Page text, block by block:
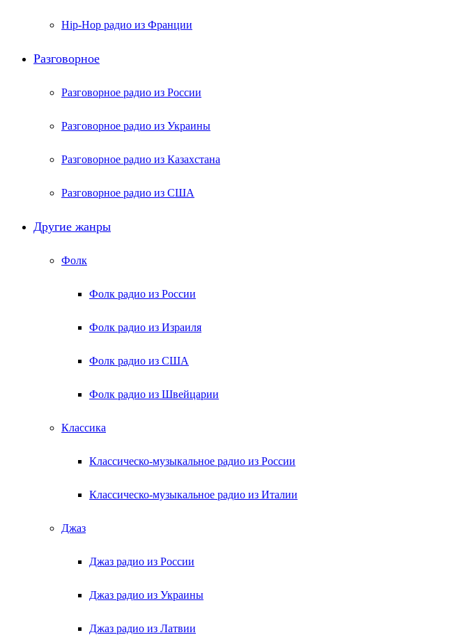
Hip-Hop радио из Франции
Разговорное
Разговорное радио из России
Разговорное радио из Украины
Разговорное радио из Казахстана
Разговорное радио из США
Другие жанры
Фолк
Фолк радио из России
Фолк радио из Израиля
Фолк радио из США
Фолк радио из Швейцарии
Классика
Классическо-музыкальное радио из России
Классическо-музыкальное радио из Италии
Джаз
Джаз радио из России
Джаз радио из Украины
Джаз радио из Латвии